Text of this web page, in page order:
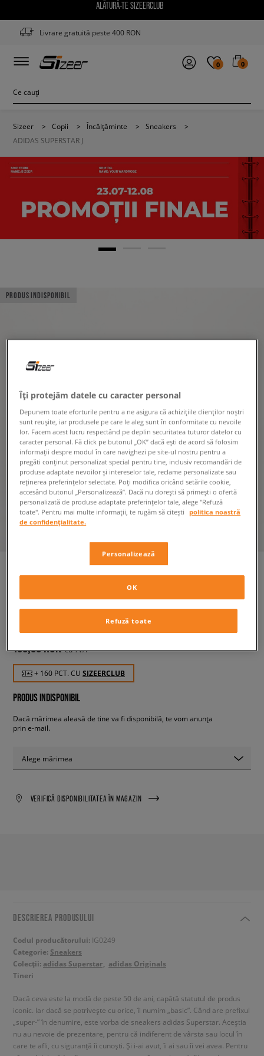
ALĂTURĂ-TE SIZEERCLUB
Livrare gratuită peste 400 RON
0 0
Sizeer > Copii > Încălțăminte > Sneakers
>
ADIDAS SUPERSTAR J
PRODUS INDISPONIBIL
ADIDAS SUPERSTAR J
copii, sneakers
159,99 RON cu TVA
+ 160 PCT. CU SIZEERCLUB
PRODUS INDISPONIBIL
Dacă mărimea aleasă de tine va fi disponibilă, te vom anunța
prin e-mail.
Alege mărimea
VERIFICĂ DISPONIBILITATEA ÎN MAGAZIN
DESCRIEREA PRODUSULUI
Codul producătorului: IG0249
Categorie: Sneakers
Colecții: adidas Superstar
adidas Originals
Tineri
Dacă ceva este la modă de peste 50 de ani, capătă statutul de produs
iconic. Iar dacă se potrivește cu orice, îl numim „basic”. Când are prefixul
„super-” în denumire, este vorba de sneakers adidas Superstar. Aceștia
nu au nevoie de prezentare, pentru că indiferent de vârsta sau locul în
care te afli, cu siguranță îi cunoști. Și i-ai avut, îi ai sau îi vei avea. Pentru
Îți protejăm datele cu caracter personal
Depunem toate eforturile pentru a ne asigura că achizițiile clienților noștri
sunt reușite, iar produsele pe care le aleg sunt în conformitate cu nevoile
lor. Facem acest lucru respectând pe deplin securitatea tuturor datelor cu
caracter personal. Fă click pe butonul „OK” dacă ești de acord să folosim
informații despre modul în care navighezi pe site-ul nostru pentru a
pregăti conținut personalizat special pentru tine, inclusiv recomandări de
produse adaptate nevoilor și intereselor tale, reclame personalizate sau
reținerea preferințelor selectate. Poți modifica oricând setările cookie,
accesând butonul „Personalizează”. Dacă nu dorești să primești o ofertă
personalizată de produse adaptate preferințelor tale, alege "Refuză
toate". Pentru mai multe informații, te rugăm să citești
politica noastră
de confidențialitate.
Personalizează
Refuză toate
OK